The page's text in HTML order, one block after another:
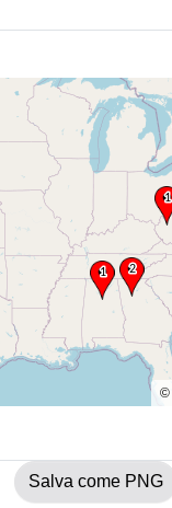
©
Salva come PNG